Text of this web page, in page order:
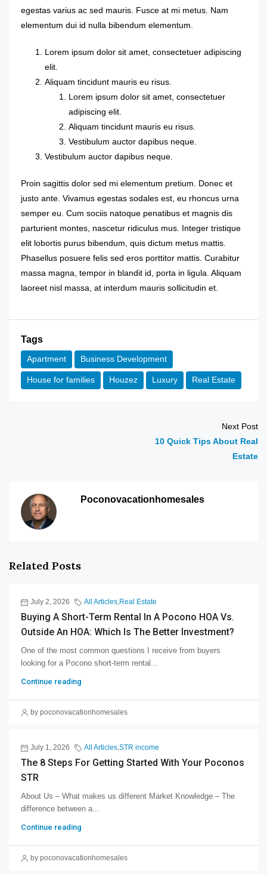
egestas varius ac sed mauris. Fusce at mi metus. Nam
elementum dui id nulla bibendum elementum.
Lorem ipsum dolor sit amet, consectetuer adipiscing
elit.
Aliquam tincidunt mauris eu risus.
Lorem ipsum dolor sit amet, consectetuer
adipiscing elit.
Aliquam tincidunt mauris eu risus.
Vestibulum auctor dapibus neque.
Vestibulum auctor dapibus neque.
Proin sagittis dolor sed mi elementum pretium. Donec et
justo ante. Vivamus egestas sodales est, eu rhoncus urna
semper eu. Cum sociis natoque penatibus et magnis dis
parturient montes, nascetur ridiculus mus. Integer tristique
elit lobortis purus bibendum, quis dictum metus mattis.
Phasellus posuere felis sed eros porttitor mattis. Curabitur
massa magna, tempor in blandit id, porta in ligula. Aliquam
laoreet nisl massa, at interdum mauris sollicitudin et.
Tags
Apartment Business Development
House for families Houzez Luxury Real Estate
Next Post
10 Quick Tips About Real
Estate
Poconovacationhomesales
Related Posts
July 2, 2026 All Articles,Real Estate
Buying A Short-Term Rental In A Pocono HOA Vs.
Outside An HOA: Which Is The Better Investment?
One of the most common questions I receive from buyers
looking for a Pocono short-term rental...
Continue reading
by poconovacationhomesales
July 1, 2026 All Articles,STR income
The 8 Steps For Getting Started With Your Poconos
STR
About Us – What makes us different Market Knowledge – The
difference between a...
Continue reading
by poconovacationhomesales